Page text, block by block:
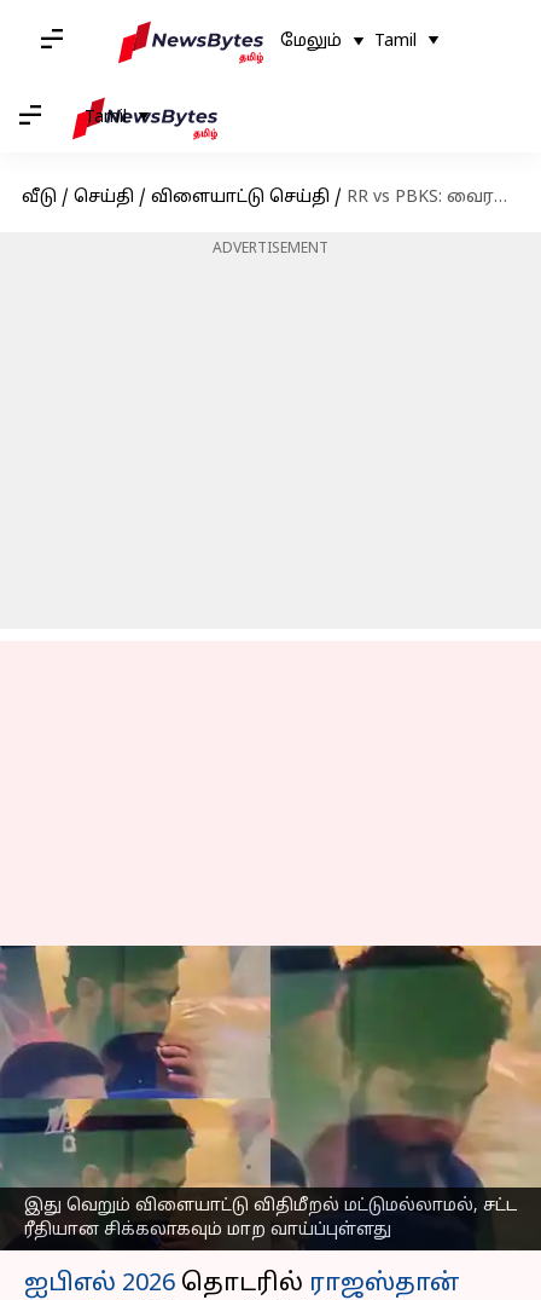
மேலும் Tamil
Tamil
வீடு / செய்தி / விளையாட்டு செய்தி / RR vs PBKS: வைரல் மொமெண்ட் மைதானத்தில் இல்லை, ட்ரெஸ்ஸிங் ரூமில்; சர்ச்சையில் ரியான் பராக்?
ADVERTISEMENT
இது வெறும் விளையாட்டு விதிமீறல் மட்டுமல்லாமல், சட்ட
ரீதியான சிக்கலாகவும் மாற வாய்ப்புள்ளது
RR vs PBKS: வைரல்
மொமெண்ட்
மைதானத்தில் இல்லை,
ட்ரெஸ்ஸிங் ரூமில்;
சர்ச்சையில் ரியான் பராக்?
எழுதியவர் Venkatalakshmi V Apr 29, 2026
செய்தி முன்னோட்டம்
ஐபிஎல் 2026 தொடரில் ராஜஸ்தான்